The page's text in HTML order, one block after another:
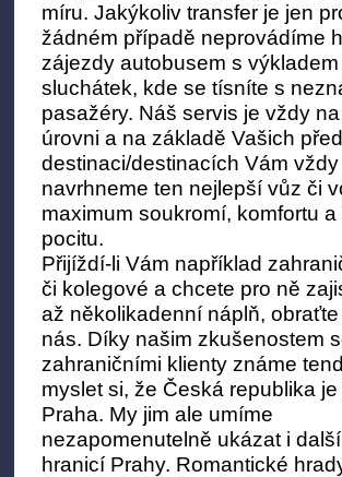
míru. Jakýkoliv transfer je jen
žádném případě neprovádíme
zájezdy autobusem s výkladem
sluchátek, kde se tísníte s
pasažéry. Náš servis je vždy
úrovni a na základě Vašich
destinaci/destinacích Vám vždy
navrhneme ten nejlepší vůz či
maximum soukromí, komfortu
pocitu.
Přijíždí-li Vám například
či kolegové a chcete pro ně
až několikadenní náplň,
nás. Díky našim zkušenostem
zahraničními klienty známe
myslet si, že Česká republika
Praha. My jim ale umíme
nezapomenutelně ukázat i
hranicí Prahy. Romantické